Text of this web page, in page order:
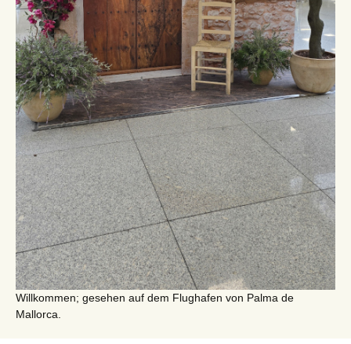
Willkommen; gesehen auf dem Flughafen von Palma de
Mallorca.